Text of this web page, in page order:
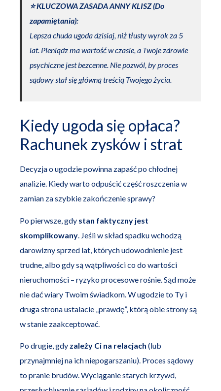
⭐️ KLUCZOWA ZASADA ANNY KLISZ (Do
zapamiętania):
Lepsza chuda ugoda dzisiaj, niż tłusty wyrok za 5
lat. Pieniądz ma wartość w czasie, a Twoje zdrowie
psychiczne jest bezcenne. Nie pozwól, by proces
sądowy stał się główną treścią Twojego życia.
Kiedy ugoda się opłaca?
Rachunek zysków i strat
Decyzja o ugodzie powinna zapaść po chłodnej
analizie. Kiedy warto odpuścić część roszczenia w
zamian za szybkie zakończenie sprawy?
Po pierwsze, gdy stan faktyczny jest
skomplikowany . Jeśli w skład spadku wchodzą
darowizny sprzed lat, których udowodnienie jest
trudne, albo gdy są wątpliwości co do wartości
nieruchomości – ryzyko procesowe rośnie. Sąd może
nie dać wiary Twoim świadkom. W ugodzie to Ty i
druga strona ustalacie „prawdę”, którą obie strony są
w stanie zaakceptować.
Po drugie, gdy zależy Ci na relacjach (lub
przynajmniej na ich niepogarszaniu). Proces sądowy
to pranie brudów. Wyciąganie starych krzywd,